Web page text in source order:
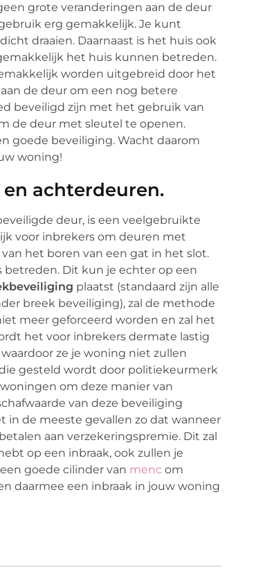
grote veranderingen aan de deur
erg gemakkelijk. Je kunt
draaien. Daarnaast is het huis ook
het huis kunnen betreden.
worden uitgebreid door het
de deur om een nog betere
beveiligd zijn met het gebruik van
de deur met sleutel te openen.
goede beveiliging. Wacht daarom
woning!
achterdeuren.
deur, is een veelgebruikte
voor inbrekers om deuren met
het boren van een gat in het slot.
Dit kun je echter op een
plaatst (standaard zijn alle
breek beveiliging), zal de methode
meer geforceerd worden en zal het
het voor inbrekers dermate lastig
ze je woning niet zullen
gesteld wordt door politiekeurmerk
om deze manier van
van deze beveiliging
in de meeste gevallen zo dat wanneer
aan verzekeringspremie. Dit zal
op een inbraak, ook zullen je
goede cilinder van menc om
daarmee een inbraak in jouw woning